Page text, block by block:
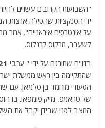
A
p
p
ra
m
"השבועות הקרובים עשויים
ידי הסנקציות שהטילה ארצות
על אינטרסים איראניים", אמר
לשעבר, מרקוס קרנלוס.
בדו"ח שתורגם על ידי " ערבי 21
שהתקיימה בין ראש ממשלת
הסעודי מוחמד בן סלמאן, עם
של טראמפ, מייק פומפאו, בו
המצב לפני שבידן יקבל את